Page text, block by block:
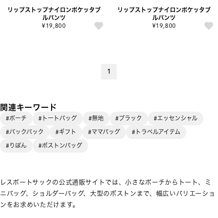
リップストップナイロンポケッタブ
ルパンツ
¥19,800
リップストップナイロンポケッタブ
ルパンツ
¥19,800
1
関連キーワード
#ポーチ #トートバッグ #無地 #ブラック
#エッセンシャル
#バックパック
#ギフト #ママバッグ
#トラベルアイテム
#りぼん
#ボストンバッグ
レスポートサックの公式通販サイトでは、小さなポーチからトート、ミ
ニバッグ、ショルダーバッグ、大型のボストンまで、幅広いバリエーショ
ンをお求めいただけます。